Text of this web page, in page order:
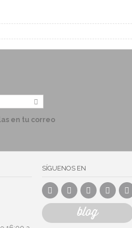
en tu correo
SÍGUENOS EN
blog